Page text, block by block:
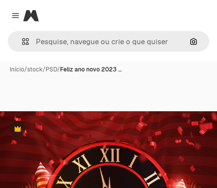
Close menu
Magnific
Início/stock/PSD/Feliz ano novo 2023 …
Premium